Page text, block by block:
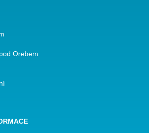
Orebem